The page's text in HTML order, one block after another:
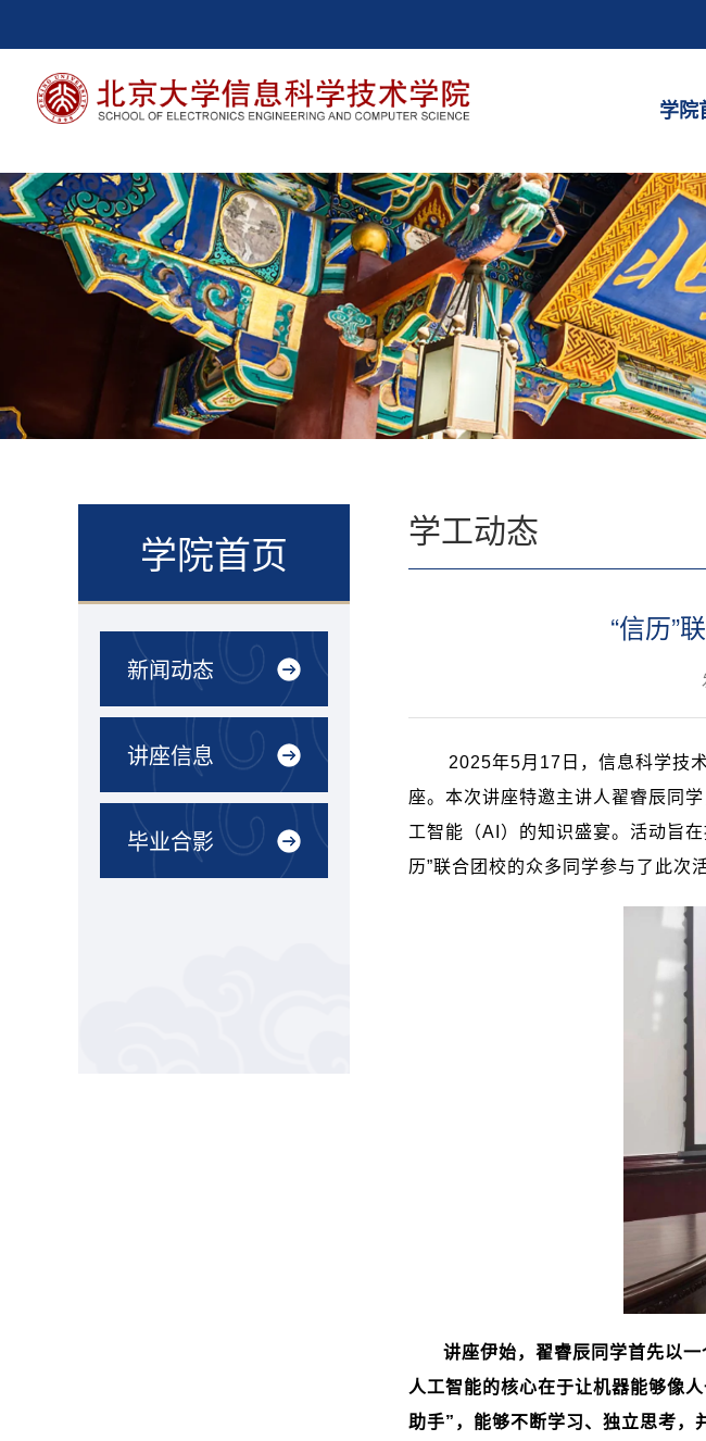
学院
学院首页
新闻动态
讲座信息
毕业合影
学工动态
“信历”
2025年5月 17 日，信息科学技
座。本次讲座特邀主讲人翟睿辰同
工智能（AI ）的知识盛宴。活动旨
历”联合团校的众多同学参与了此次
讲座伊始，翟睿辰同学首先以
人工智能的核心在于让机器能够像
助手”，能够不断学习、独立思考，